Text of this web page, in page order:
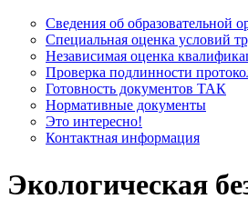
Сведения об образовательной
Cпециальная оценка условий
Независимая оценка
Проверка подлинности
Готовность документов ТАК
Нормативные документы
Это интересно!
Контактная информация
Экологическая